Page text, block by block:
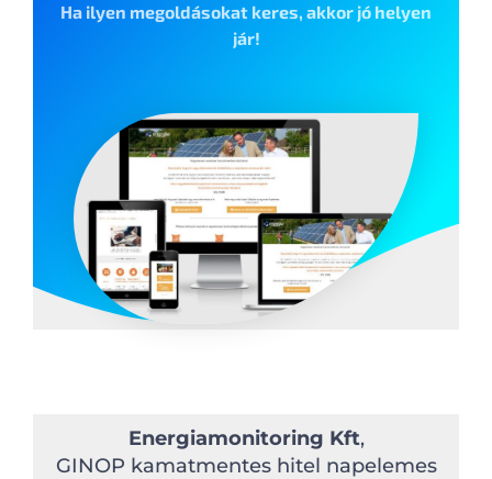
Ha ilyen megoldásokat keres, akkor jó helyen
jár!
Energiamonitoring Kft,
GINOP kamatmentes hitel napelemes